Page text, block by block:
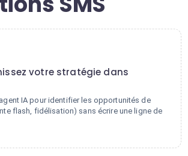
votre stratégie dans
IA pour identifier les opportunités de
flash, fidélisation) sans écrire une ligne de